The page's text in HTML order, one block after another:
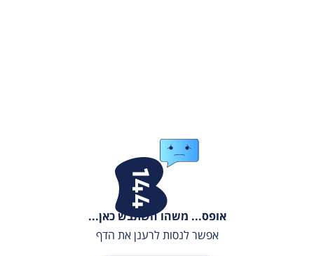
אופס... משהו השתבש כאן...
אפשר לנסות לרענן את הדף